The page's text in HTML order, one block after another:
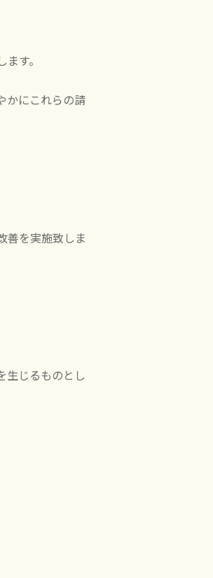
す。
かにこれらの請
善を実施致しま
生じるものとし